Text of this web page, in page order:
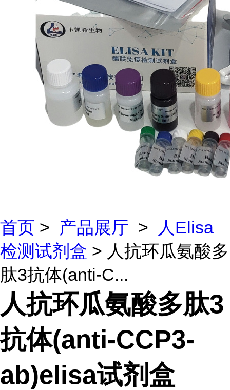
首页 > 产品展厅 >
人Elisa
检测试剂盒 > 人抗环瓜氨酸多
肽3抗体(anti-C...
人抗环瓜氨酸多肽3
抗体(anti-CCP3-
ab)elisa试剂盒